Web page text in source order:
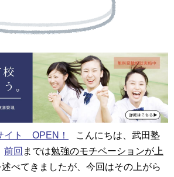
イト OPEN！
こんにちは、武田塾
前回 までは勉強のモチベーションが上
べてきましたが、今回はその上がら